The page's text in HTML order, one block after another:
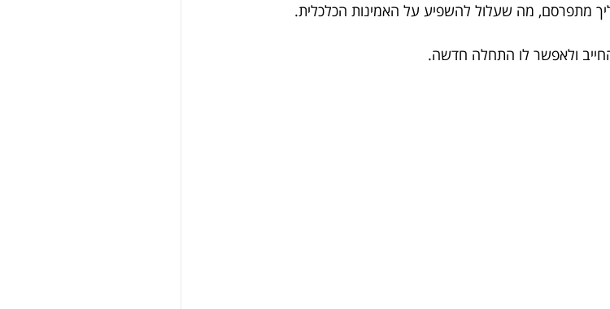
מתפרסם, מה שעלול להשפיע על האמינות הכלכלית.
ולאפשר לו התחלה חדשה.